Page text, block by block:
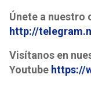
Únete a nuestro
http://
Visítanos en
Youtube https://